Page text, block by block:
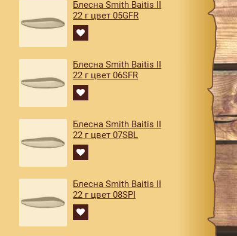
Блесна Smith Baitis II
22 г цвет 05GFR
Блесна Smith Baitis II
22 г цвет 06SFR
Блесна Smith Baitis II
22 г цвет 07SBL
Блесна Smith Baitis II
22 г цвет 08SPI